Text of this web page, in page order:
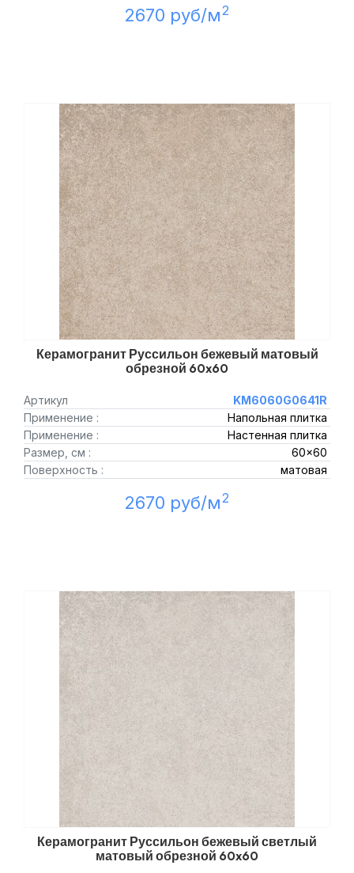
2670 руб/м2
Керамогранит Руссильон бежевый матовый
обрезной 60x60
Артикул
KM6060G0641R
Применение :
Напольная плитка
Применение :
Настенная плитка
Размер, см :
60x60
Поверхность :
матовая
2670 руб/м2
Керамогранит Руссильон бежевый светлый
матовый обрезной 60x60